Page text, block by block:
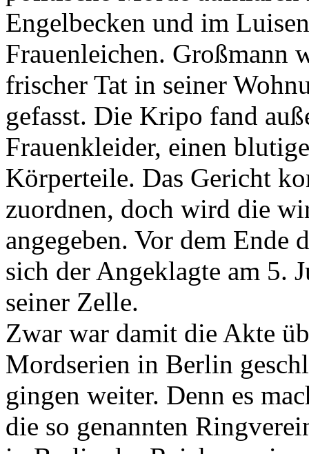
Engelbecken und im
Frauenleichen. Großmann
frischer Tat in seiner
gefasst. Die Kripo fand
Frauenkleider, einen
Körperteile. Das Gericht
zuordnen, doch wird die
angegeben. Vor dem Ende
sich der Angeklagte am 5.
seiner Zelle.
Zwar war damit die Akte
Mordserien in Berlin
gingen weiter. Denn es
die so genannten